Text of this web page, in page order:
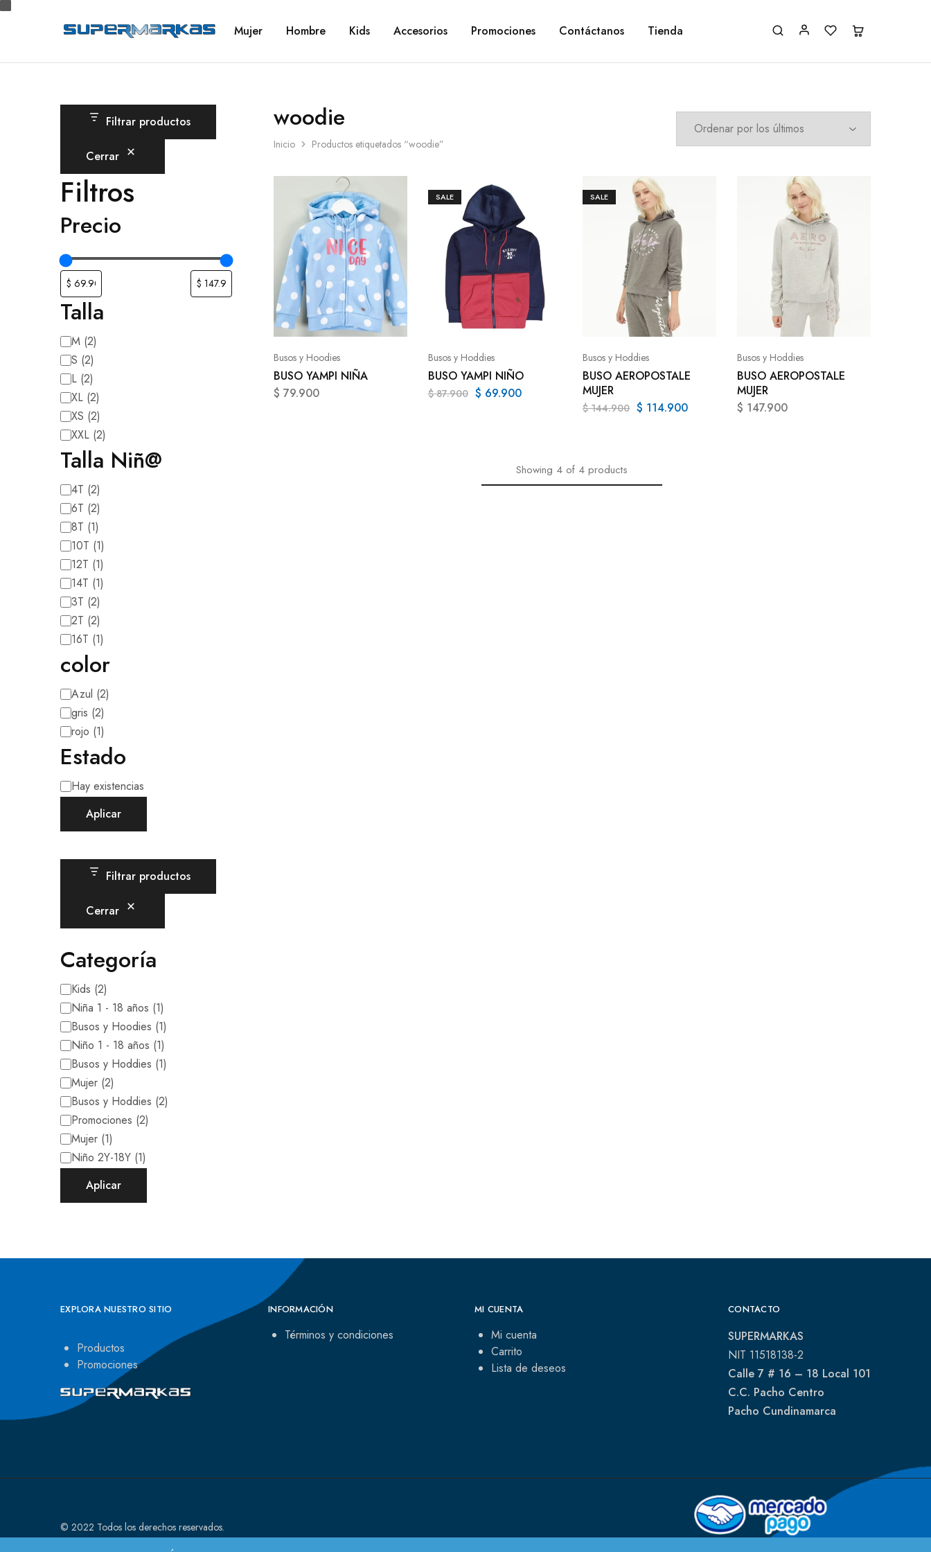
SuperMarkas
Ropa
Envío
Mujer Hombre Kids Accesorios Promociones Contáctanos Tienda
woodie
Inicio Productos etiquetados “woodie”
Busos y Hoodies
BUSO YAMPI NIÑA
$ 79.900
SALE
Busos y Hoddies
BUSO YAMPI NIÑO
$87.900 $ 69.900
SALE
Busos y Hoddies
BUSO AEROPOSTALE
MUJER
$144.900 $ 114.900
Busos y Hoddies
BUSO AEROPOSTALE
MUJER
$ 147.900
Showing 4of 4products
Filtrar productos
Cerrar
Filtros
Precio
Talla
M (2)
S (2)
L (2)
XL (2)
XS (2)
XXL (2)
Talla Niñ@
4T (2)
6T (2)
8T (1)
10T (1)
12T (1)
14T (1)
3T (2)
2T (2)
16T (1)
color
Azul (2)
gris (2)
rojo (1)
Estado
Hay existencias
Aplicar
Filtrar productos
Cerrar
Categoría
Kids (2)
Niña 1 - 18 años (1)
Busos y Hoodies (1)
Niño 1 - 18 años (1)
Busos y Hoddies (1)
Mujer (2)
Busos y Hoddies (2)
Promociones (2)
Mujer (1)
Niño 2Y-18Y (1)
Aplicar
EXPLORA NUESTRO SITIO
Productos
Promociones
INFORMACIÓN
Términos y condiciones
MI CUENTA
Mi cuenta
Carrito
Lista de deseos
CONTACTO
SUPERMARKAS
NIT 11518138-2
Calle 7 # 16 – 18 Local 101
C.C. Pacho Centro
Pacho Cundinamarca
© 2022 Todos los derechos reservados.